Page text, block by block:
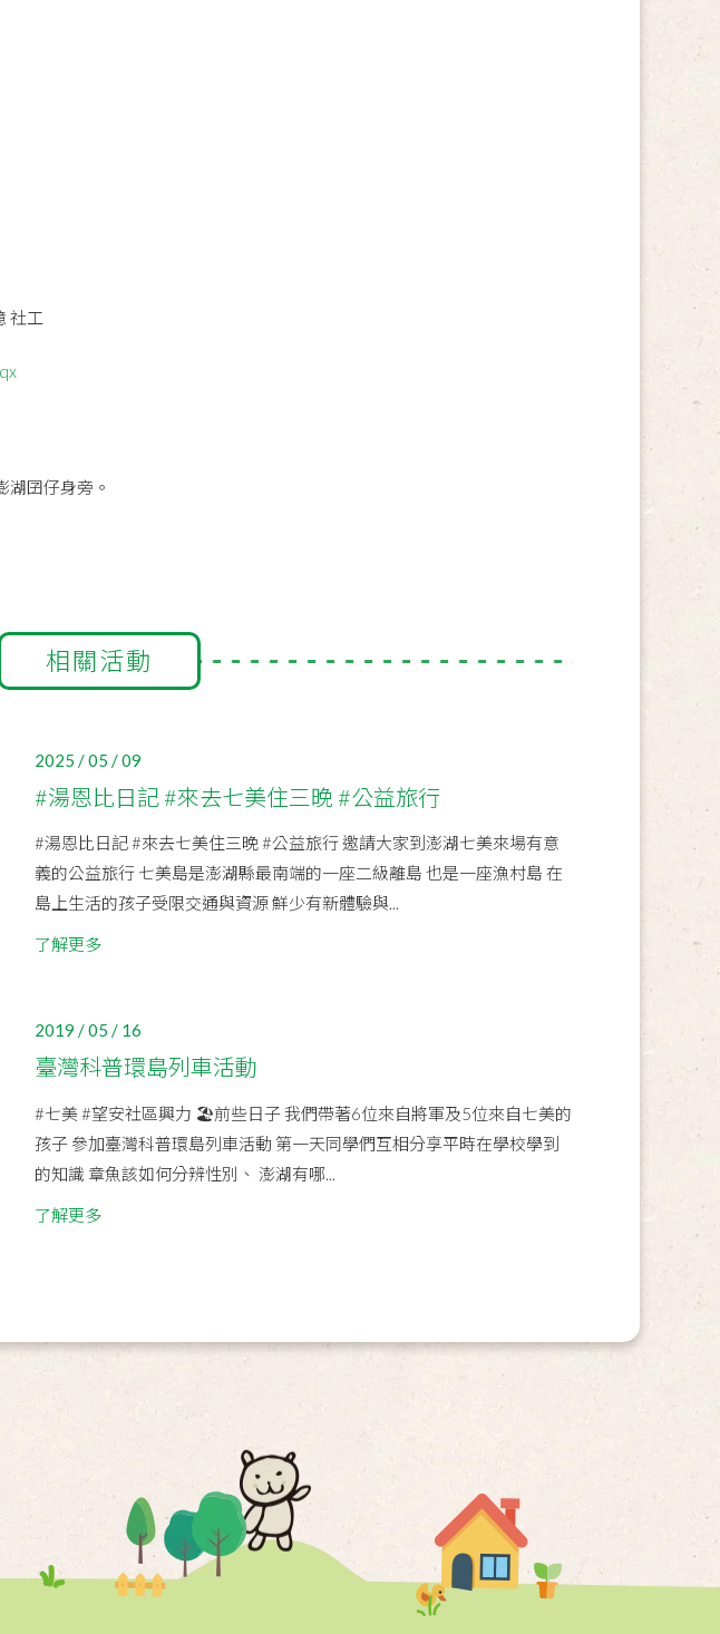
社工
湖囝仔身旁。
相關活動
2025 / 05 / 09
#湯恩比日記 #來去七美住三晚 #公益旅行
#湯恩比日記 #來去七美住三晚 #公益旅行 邀請大家到澎湖七美來場有意
義的公益旅行 七美島是澎湖縣最南端的一座二級離島 也是一座漁村島 在
島上生活的孩子受限交通與資源 鮮少有新體驗與...
了解更多
2019 / 05 / 16
臺灣科普環島列車活動
#七美 #望安社區興力 🏖前些日子 我們帶著6位來自將軍及5位來自七美的
孩子 參加臺灣科普環島列車活動 第一天同學們互相分享平時在學校學到
的知識 章魚該如何分辨性別、 澎湖有哪...
了解更多